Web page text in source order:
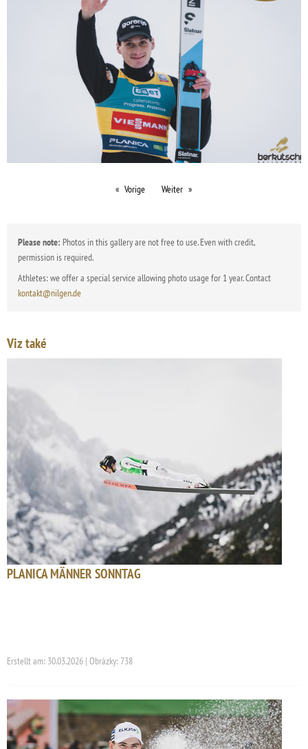
Vorige Weiter
Please note: Photos in this gallery are not free to use. Even with credit,
permission is required.
Athletes: we offer a special service allowing photo usage for 1 year. Contact
kontakt@nilgen.de
Viz také
PLANICA MÄNNER SONNTAG
Erstellt am: 30.03.2026 | Obrázky: 738